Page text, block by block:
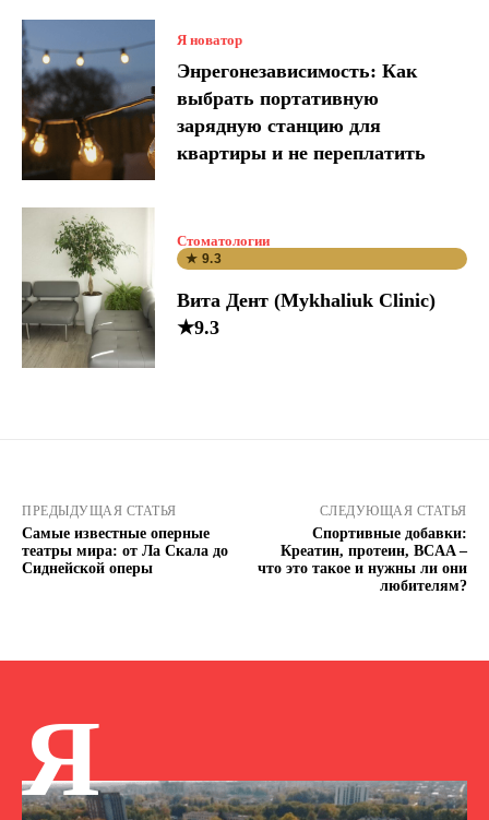
Я новатор
Энрегонезависимость: Как
выбрать портативную
зарядную станцию для
квартиры и не переплатить
Стоматологии
★ 9.3
Вита Дент (Mykhaliuk Clinic)
★9.3
ПРЕДЫДУЩАЯ СТАТЬЯ
Самые известные оперные
театры мира: от Ла Скала до
Сиднейской оперы
СЛЕДУЮЩАЯ СТАТЬЯ
Спортивные добавки:
Креатин, протеин, BCAA –
что это такое и нужны ли они
любителям?
Я